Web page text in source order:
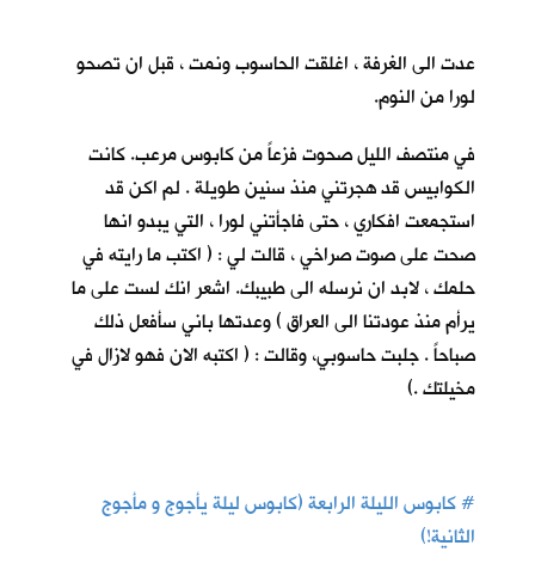
عدت الى الغرفة ، اغلقت الحاسوب ونمت ، قبل ان تصحو
لورا من النوم.
في منتصف الليل صحوت فزعاً من كابوس مرعب. كانت
الكوابيس قد هجرتني منذ سنين طويلة . لم اكن قد
استجمعت افكاري ، حتى فاجأتني لورا ، التي يبدو انها
صحت على صوت صراخي ، قالت لي : ( اكتب ما رايته في
حلمك ، لابد ان نرسله الى طبيبك. اشعر انك لست على ما
يرأم منذ عودتنا الى العراق ) وعدتها باني سأفعل ذلك
صباحاً . جلبت حاسوبي، وقالت : ( اكتبه الان فهو لازال في
مخيلتك .)
#كابوس الليلة الرابعة (كابوس ليلة يأجوج و مأجوج
الثانية!)